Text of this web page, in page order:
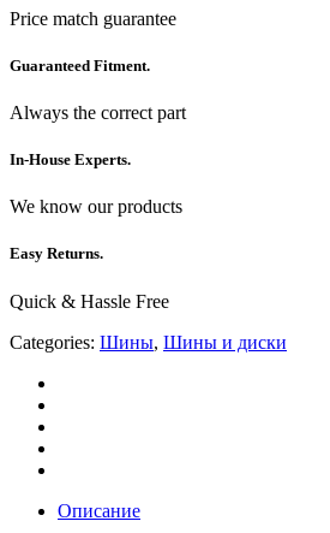
Price match guarantee
Guaranteed Fitment.
Always the correct part
In-House Experts.
We know our products
Easy Returns.
Quick & Hassle Free
Categories: Шины, Шины и диски
Описание